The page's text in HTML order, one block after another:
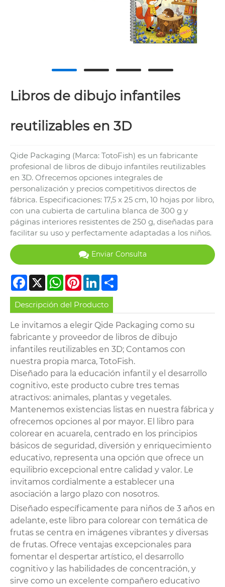
Libros de dibujo infantiles
reutilizables en 3D
Qide Packaging (Marca: TotoFish) es un fabricante
profesional de libros de dibujo infantiles reutilizables
en 3D. Ofrecemos opciones integrales de
personalización y precios competitivos directos de
fábrica. Especificaciones: 17,5 x 25 cm, 10 hojas por libro,
con una cubierta de cartulina blanca de 300 g y
páginas interiores resistentes de 250 g, diseñadas para
facilitar su uso y perfectamente adaptadas a los niños.
Enviar Consulta
Facebook
X WhatsApp
PinterestLinkedIn
Descripción del Producto
Le invitamos a elegir Qide Packaging como su
fabricante y proveedor de libros de dibujo
infantiles reutilizables en 3D; Contamos con
nuestra propia marca, TotoFish.
Diseñado para la educación infantil y el desarrollo
cognitivo, este producto cubre tres temas
atractivos: animales, plantas y vegetales.
Mantenemos existencias listas en nuestra fábrica y
ofrecemos opciones al por mayor. El libro para
colorear en acuarela, centrado en los principios
básicos de seguridad, diversión y enriquecimiento
educativo, representa una opción que ofrece un
equilibrio excepcional entre calidad y valor. Le
invitamos cordialmente a establecer una
asociación a largo plazo con nosotros.
Diseñado específicamente para niños de 3 años en
adelante, este libro para colorear con temática de
frutas se centra en imágenes vibrantes y diversas
de frutas. Ofrece ventajas excepcionales para
fomentar el despertar artístico, el desarrollo
cognitivo y las habilidades de concentración, y
sirve como un excelente compañero educativo